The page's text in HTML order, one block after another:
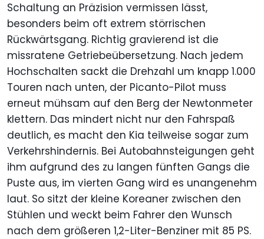
Schaltung an Präzision vermissen lässt,
besonders beim oft extrem störrischen
Rückwärtsgang. Richtig gravierend ist die
missratene Getriebeübersetzung. Nach jedem
Hochschalten sackt die Drehzahl um knapp 1.000
Touren nach unten, der Picanto-Pilot muss
erneut mühsam auf den Berg der Newtonmeter
klettern. Das mindert nicht nur den Fahrspaß
deutlich, es macht den Kia teilweise sogar zum
Verkehrshindernis. Bei Autobahnsteigungen geht
ihm aufgrund des zu langen fünften Gangs die
Puste aus, im vierten Gang wird es unangenehm
laut. So sitzt der kleine Koreaner zwischen den
Stühlen und weckt beim Fahrer den Wunsch
nach dem größeren 1,2-Liter-Benziner mit 85 PS.